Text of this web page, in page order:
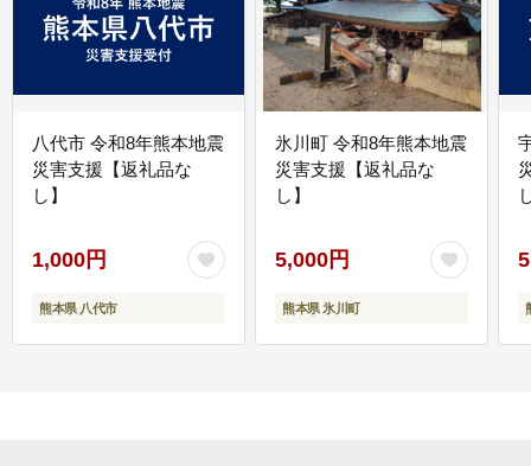
八代市 令和8年熊本地震
災害支援【返礼品な
し】
1,000円
熊本県 八代市
氷川町 令和8年熊本地震
災害支援【返礼品な
し】
5,000円
熊本県 氷川町